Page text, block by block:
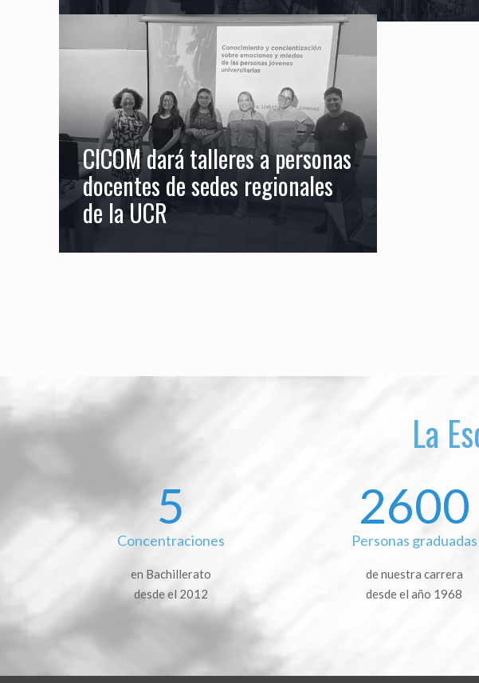
CICOM dará talleres a personas
docentes de sedes regionales
de la UCR
La
5
Concentraciones
en Bachillerato
desde el 2012
2600
Personas graduadas
de nuestra carrera
desde el año 1968